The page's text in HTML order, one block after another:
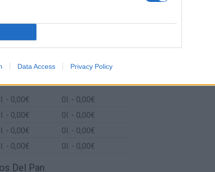
Data Access Privacy Policy
Urdiales Del Páramo
7l/100km
Gasto 10l/100km
l. - 0,00€ 0l. - 0,00€
l. - 0,00€ 0l. - 0,00€
l. - 0,00€ 0l. - 0,00€
l. - 0,00€ 0l. - 0,00€
Del Pan